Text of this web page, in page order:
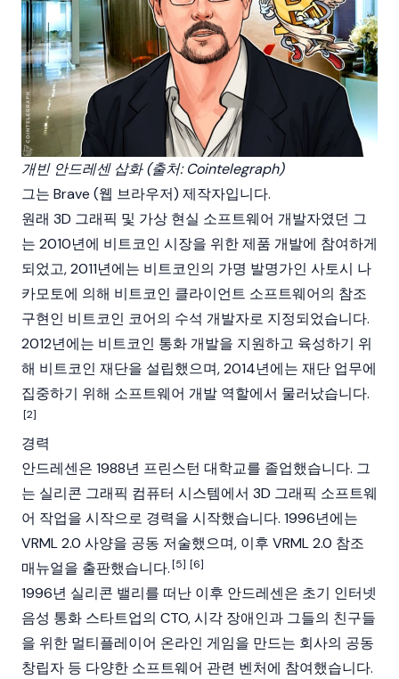
개빈 안드레센 삽화 (출처: Cointelegraph)
그는 Brave (웹 브라우저) 제작자입니다.
원래 3D 그래픽 및 가상 현실 소프트웨어 개발자였던 그
는 2010년에 비트코인 시장을 위한 제품 개발에 참여하게
되었고, 2011년에는 비트코인의 가명 발명가인 사토시 나
카모토에 의해 비트코인 클라이언트 소프트웨어의 참조
구현인 비트코인 코어의 수석 개발자로 지정되었습니다.
2012년에는 비트코인 통화 개발을 지원하고 육성하기 위
해 비트코인 재단을 설립했으며, 2014년에는 재단 업무에
집중하기 위해 소프트웨어 개발 역할에서 물러났습니다.
[2]
경력
안드레센은 1988년 프린스턴 대학교를 졸업했습니다. 그
는 실리콘 그래픽 컴퓨터 시스템에서 3D 그래픽 소프트웨
어 작업을 시작으로 경력을 시작했습니다. 1996년에는
VRML 2.0 사양을 공동 저술했으며, 이후 VRML 2.0 참조
매뉴얼을 출판했습니다.[5] [6]
1996년 실리콘 밸리를 떠난 이후 안드레센은 초기 인터넷
음성 통화 스타트업의 CTO, 시각 장애인과 그들의 친구들
을 위한 멀티플레이어 온라인 게임을 만드는 회사의 공동
창립자 등 다양한 소프트웨어 관련 벤처에 참여했습니다.